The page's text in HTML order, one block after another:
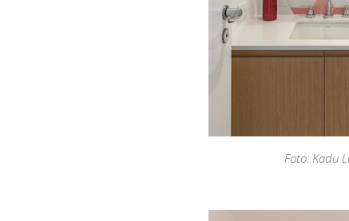
Foto: Kadu